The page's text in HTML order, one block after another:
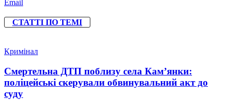
Email
СТАТТІ ПО ТЕМІ
Кримінал
Смертельна ДТП поблизу села Кам’янки:
поліцейські скерували обвинувальний акт до
суду